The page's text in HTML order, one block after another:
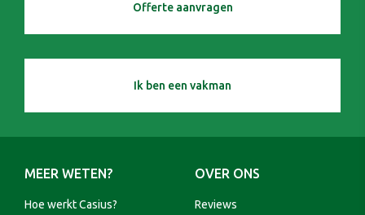
Offerte aanvragen
Ik ben een vakman
MEER WETEN?
Hoe werkt Casius?
OVER ONS
Reviews